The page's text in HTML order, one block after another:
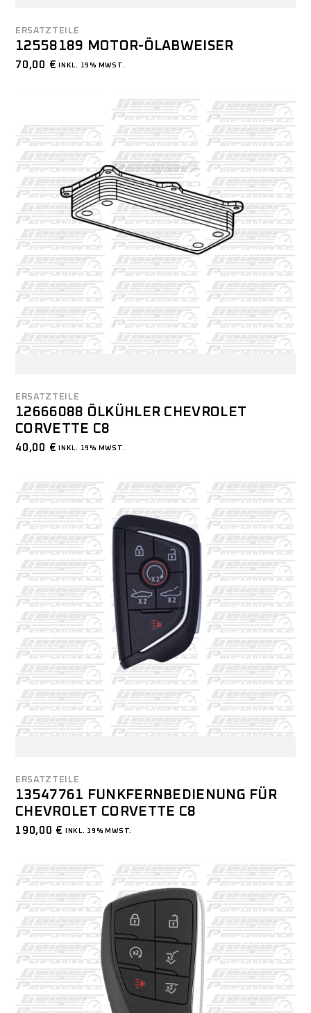
ERSATZTEILE
12558189 MOTOR-ÖLABWEISER
70,00 € INKL. 19% MWST.
ERSATZTEILE
12666088 ÖLKÜHLER CHEVROLET
CORVETTE C8
40,00 € INKL. 19% MWST.
ERSATZTEILE
13547761 FUNKFERNBEDIENUNG FÜR
CHEVROLET CORVETTE C8
190,00 € INKL. 19% MWST.